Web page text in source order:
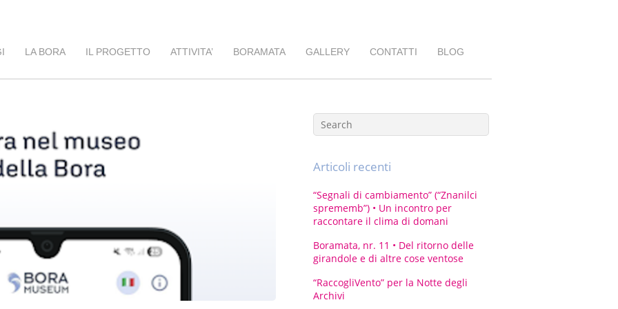
LA BORA IL PROGETTO ATTIVITA’ BORAMATA GALLERY CONTATTI BLOG
Articoli recenti
“Segnali di cambiamento” (“Znanilci
sprememb”) • Un incontro per
raccontare il clima di domani
Boramata, nr. 11 • Del ritorno delle
girandole e di altre cose ventose
“RaccogliVento” per la Notte degli
Archivi